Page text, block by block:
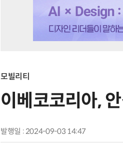
모빌리티
이베코코리아,
발행일 : 2024-09-03 14:47